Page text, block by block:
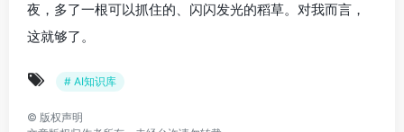
夜，多了一根可以抓住的、闪闪发光的稻草。对我而言，
这就够了。
# AI知识库
© 版权声明